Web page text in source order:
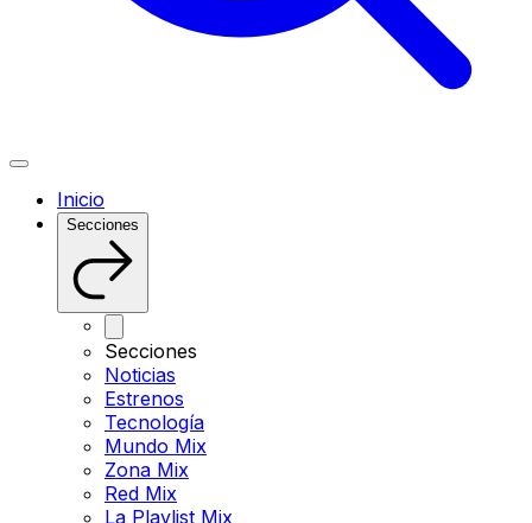
Inicio
Secciones
Secciones
Noticias
Estrenos
Tecnología
Mundo Mix
Zona Mix
Red Mix
La Playlist Mix